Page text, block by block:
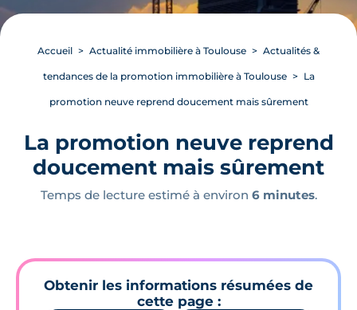
Accueil Actualité immobilière à Toulouse Actualités &
tendances de la promotion immobilière à Toulouse La
promotion neuve reprend doucement mais sûrement
La promotion neuve reprend
doucement mais sûrement
Temps de lecture estimé à environ 6 minutes.
Obtenir les informations résumées de
cette page :